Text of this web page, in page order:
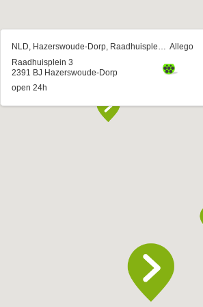
NLD, Hazerswoude-Dorp, Raadhuisplein 3 Allego
Raadhuisplein 3
2391 BJ Hazerswoude-Dorp
open 24h